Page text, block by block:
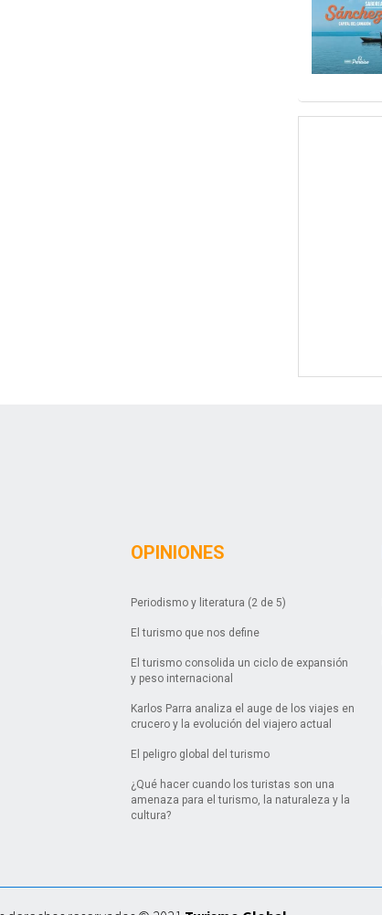
OPINIONES
Periodismo y literatura (2 de 5)
El turismo que nos define
El turismo consolida un ciclo de expansión
y peso internacional
Karlos Parra analiza el auge de los viajes en
crucero y la evolución del viajero actual
El peligro global del turismo
¿Qué hacer cuando los turistas son una
amenaza para el turismo, la naturaleza y la
cultura?